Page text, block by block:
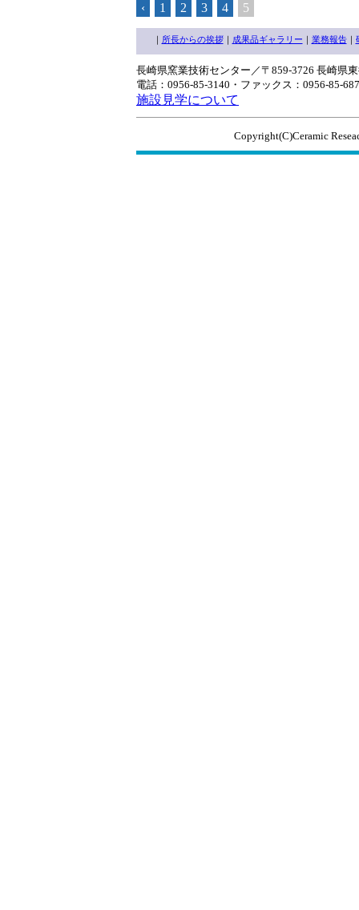
‹ 1 2 3 4 5
｜ 所長からの挨拶｜ 成果品ギャラリー ｜ 業務報告｜
長崎県窯業技術センター／〒859-3726 長崎県
電話：0956-85-3140・ファックス：0956-85-
施設見学について
Copyright(C)Ceramic